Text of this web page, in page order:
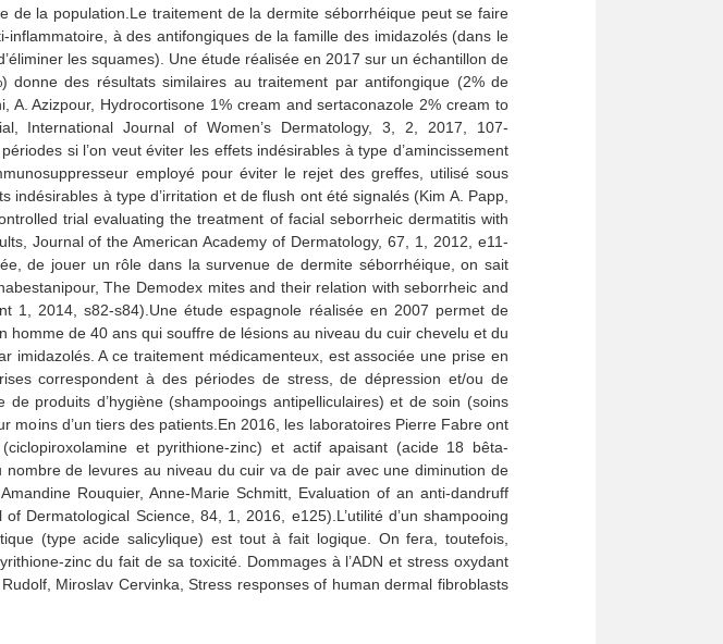
la population.Le traitement de la dermite séborrhéique peut se faire
à des antifongiques de la famille des imidazolés (dans le
les squames). Une étude réalisée en 2017 sur un échantillon de
des résultats similaires au traitement par antifongique (2% de
Azizpour, Hydrocortisone 1% cream and sertaconazole 2% cream to
International Journal of Women’s Dermatology, 3, 2, 2017, 107-
si l’on veut éviter les effets indésirables à type d’amincissement
employé pour éviter le rejet des greffes, utilisé sous
à type d’irritation et de flush ont été signalés (Kim A. Papp,
trial evaluating the treatment of facial seborrheic dermatitis with
Journal of the American Academy of Dermatology, 67, 1, 2012, e11-
de jouer un rôle dans la survenue de dermite séborrhéique, on sait
The Demodex mites and their relation with seborrheic and
1, 2014, s82-s84).Une étude espagnole réalisée en 2007 permet de
homme de 40 ans qui souffre de lésions au niveau du cuir chevelu et du
A ce traitement médicamenteux, est associée une prise en
correspondent à des périodes de stress, de dépression et/ou de
produits d’hygiène (shampooings antipelliculaires) et de soin (soins
moins d’un tiers des patients.En 2016, les laboratoires Pierre Fabre ont
et pyrithione-zinc) et actif apaisant (acide 18 bêta-
de levures au niveau du cuir va de pair avec une diminution de
Rouquier, Anne-Marie Schmitt, Evaluation of an anti-dandruff
Dermatological Science, 84, 1, 2016, e125).L’utilité d’un shampooing
(type acide salicylique) est tout à fait logique. On fera, toutefois,
zinc du fait de sa toxicité. Dommages à l’ADN et stress oxydant
Miroslav Cervinka, Stress responses of human dermal fibroblasts